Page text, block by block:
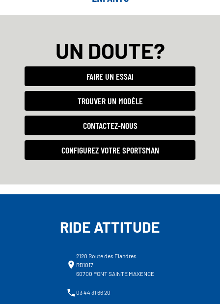
UN DOUTE?
FAIRE UN ESSAI
TROUVER UN MODÈLE
CONTACTEZ-NOUS
CONFIGUREZ VOTRE SPORTSMAN
RIDE ATTITUDE
2120 Route des Flandres
RD1017
60700 PONT SAINTE MAXENCE
03 44 31 66 20